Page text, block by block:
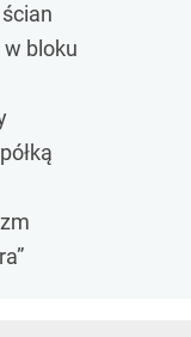
bloku